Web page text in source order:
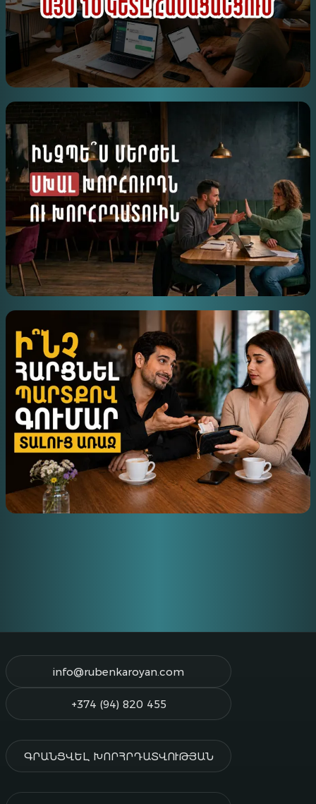
ԻՆՉՊԵՍ ՃԻՇՏ ՇՓՎԵԼ ՍՈՑՀԱՐԹԱԿՈՒՄ
ԻՆՉՊԵ՞Ս ՄԵՐԺԵԼ ՍԽԱԼ ԽՈՐՀՈՒՐԴՆ ՈՒ
ԽՈՐՀՐԴԱՏՈՒԻՆ
info@rubenkaroyan.com
+374 (94) 820 455
ԳՐԱՆՑՎԵԼ ԽՈՐՀՐԴԱՏՎՈՒԹՅԱՆ